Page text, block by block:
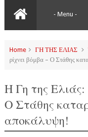
Home ΓΗ ΤΗΣ ΕΛΙΑΣ
ρίχνει βόμβα – Ο Στάθης
Η Γη της
Ο Στάθης
αποκάλυψη!